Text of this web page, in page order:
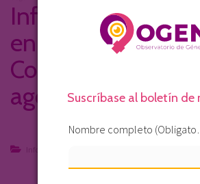
Suscríbase al boletín de
Informe
en genero Valle
Consejo de
agosto 2025